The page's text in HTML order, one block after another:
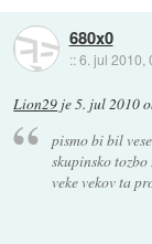
680x0
::6. jul 2010,
Lion29 je5. jul 2010
pismo bi bil
skupinsko
veke vekov ta